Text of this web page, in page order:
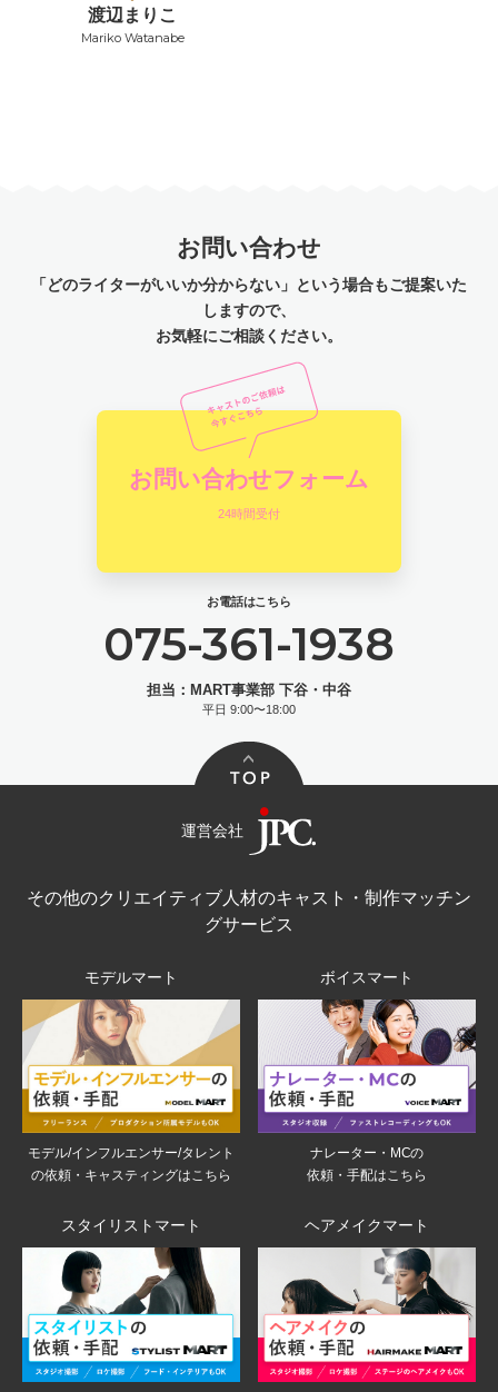
渡辺まりこ
Mariko Watanabe
お問い合わせ
「どのライターがいいか分からない」という場合もご提案いた
しますので、
お気軽にご相談ください。
お問い合わせフォーム
24時間受付
お電話はこちら
075-361-1938
担当：MART事業部 下谷・中谷
平日 9:00〜18:00
運営会社
その他のクリエイティブ人材のキャスト・制作マッチン
グサービス
モデルマート
モデル/インフルエンサー/タレント
の依頼・キャスティングはこちら
ボイスマート
ナレーター・MCの
依頼・手配はこちら
スタイリストマート ヘアメイクマート